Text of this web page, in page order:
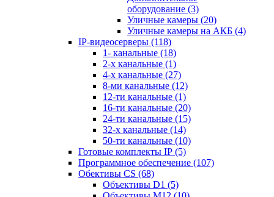
оборудование (3)
Уличные камеры (20)
Уличные камеры на АКБ (4)
IP-видеосерверы (118)
1- канальные (18)
2-х канальные (1)
4-х канальные (27)
8-ми канальные (12)
12-ти канальные (1)
16-ти канальные (20)
24-ти канальные (15)
32-х канальные (14)
50-ти канальные (10)
Готовые комплекты IP (5)
Программное обеспечение (107)
Обективы CS (68)
Объективы D1 (5)